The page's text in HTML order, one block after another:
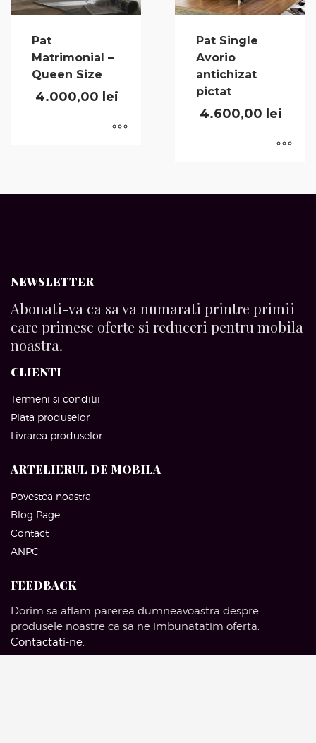
Pat
Matrimonial –
Queen Size
4.000,00 lei
Pat Single
Avorio
antichizat
pictat
4.600,00 lei
NEWSLETTER
Abonati-va ca sa va numarati printre primii
care primesc oferte si reduceri pentru mobila
noastra.
CLIENTI
Termeni si conditii
Plata produselor
Livrarea produselor
ARTELIERUL DE MOBILA
Povestea noastra
Blog Page
Contact
ANPC
FEEDBACK
Dorim sa aflam parerea dumneavoastra despre
produsele noastre ca sa ne imbunatatim oferta.
Contactati-ne.